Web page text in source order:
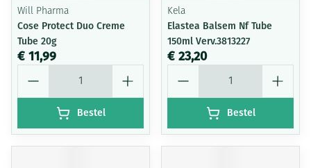
Will Pharma
Cose Protect Duo Creme
Tube 20g
€ 11,99
Bestel
Kela
Elastea Balsem Nf Tube
150ml Verv.3813227
€ 23,20
Bestel